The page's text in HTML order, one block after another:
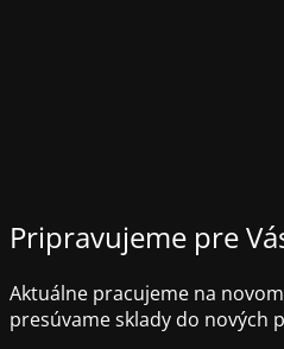
Pripravujeme pre
Aktuálne pracujeme na
presúvame sklady do nových